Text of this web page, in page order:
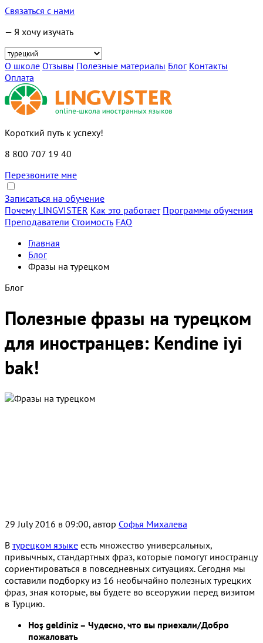
Связаться с нами
— Я хочу изучать
О школе Отзывы Полезные материалы Блог Контакты
Оплата
Короткий путь к успеху!
8 800 707 19 40
Перезвоните мне
Записаться на обучение
Почему LINGVISTER Как это работает Программы обучения
Преподаватели Стоимость FAQ
Главная
Блог
Фразы на турецком
Блог
Полезные фразы на турецком
для иностранцев: Kendine iyi
bak!
29 July 2016 в 09:00, автор Софья Михалева
В турецком языке есть множество универсальных,
привычных, стандартных фраз, которые помогут иностранцу
сориентироваться в повседневных ситуациях. Сегодня мы
составили подборку из 16 необычайно полезных турецких
фраз, зная которые, вы будете во всеоружии перед визитом
в Турцию.
Hoş geldiniz – Чудесно, что вы приехали/Добро
пожаловать